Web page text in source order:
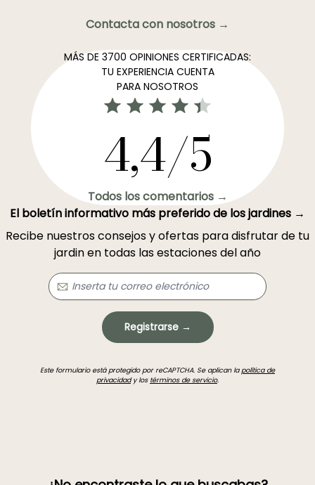
Contacta con nosotros →
MÁS DE 3700 OPINIONES CERTIFICADAS:
TU EXPERIENCIA CUENTA
PARA NOSOTROS
4,4/5
Todos los comentarios →
El boletín informativo más preferido de los jardines →
Recibe nuestros consejos y ofertas para disfrutar de tu
jardin en todas las estaciones del año
Registrarse →
Este formulario está protegido por reCAPTCHA. Se aplican lapolítica de
privacidady los términos de servicio.